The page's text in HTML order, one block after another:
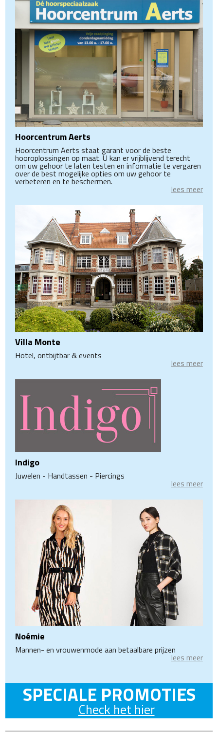
Hoorcentrum Aerts
Hoorcentrum Aerts staat garant voor de beste
hooroplossingen op maat. U kan er vrijblijvend terecht
om uw gehoor te laten testen en informatie te vergaren
over de best mogelijke opties om uw gehoor te
verbeteren en te beschermen.
lees meer
Villa Monte
Hotel, ontbijtbar & events
lees meer
Indigo
Juwelen - Handtassen - Piercings
lees meer
Noémie
Mannen- en vrouwenmode aan betaalbare prijzen
lees meer
SPECIALE PROMOTIES
Check het hier